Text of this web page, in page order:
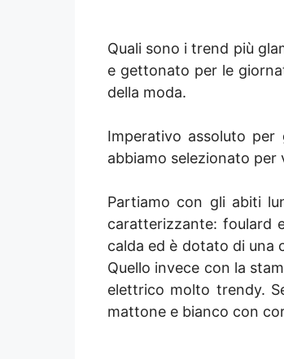
Quali sono i trend più
e gettonato per le
della moda.
Imperativo assoluto per
abbiamo selezionato per
Partiamo con gli abiti
caratterizzante: foulard
calda ed è dotato di una
Quello invece con la
elettrico molto trendy.
mattone e bianco con